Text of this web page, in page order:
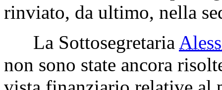
rinviato, da ultimo, nella
La Sottosegretaria
non sono state ancora